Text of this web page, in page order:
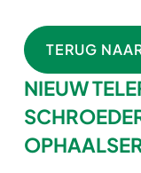
TERUG
NIEUW